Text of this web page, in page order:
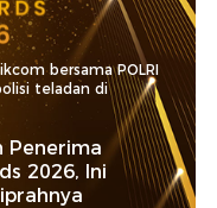
bersama POLRI
teladan di
Penerima
2026, Ini